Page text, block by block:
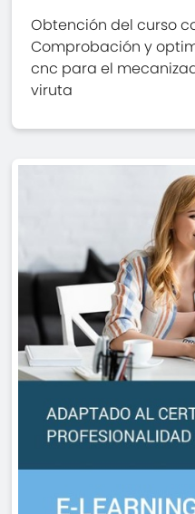
Obtención del curso
Comprobación y
cnc para el
viruta